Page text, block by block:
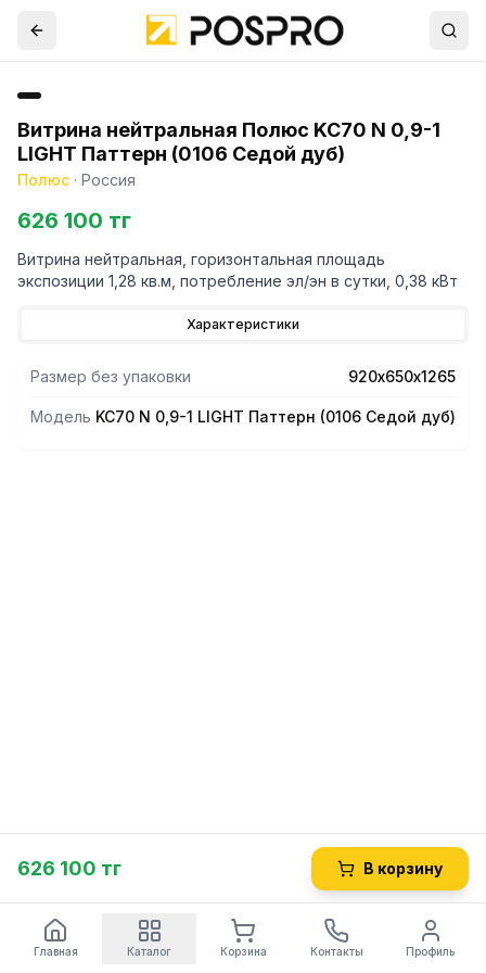
Витрина нейтральная Полюс KC70 N 0,9-1
LIGHT Паттерн (0106 Седой дуб)
Полюс · Россия
626 100 тг
Витрина нейтральная, горизонтальная площадь
экспозиции 1,28 кв.м, потребление эл/эн в сутки, 0,38 кВт
Характеристики
Размер без упаковки 920х650х1265
Модель KC70 N 0,9-1 LIGHT Паттерн (0106 Седой дуб)
626 100 тг В корзину
Главная Каталог Корзина Контакты Профиль